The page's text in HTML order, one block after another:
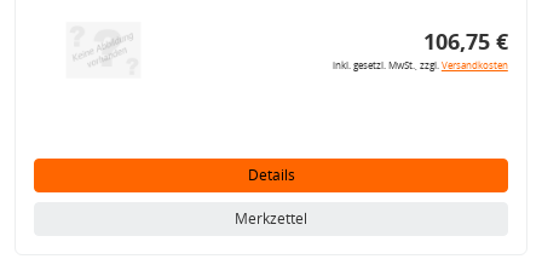
106,75 €
inkl. gesetzl. MwSt., zzgl.Versandkosten
Details
Merkzettel